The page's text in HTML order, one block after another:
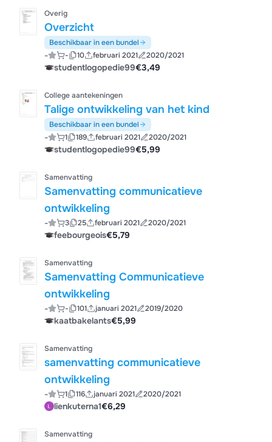
Overig
Overzicht
Beschikbaar in een bundel
- - 10 februari 2021 2020/2021
studentlogopedie99€3,49
College aantekeningen
Talige ontwikkeling van het kind
Beschikbaar in een bundel
- 1 189 februari 2021 2020/2021
studentlogopedie99€5,99
Samenvatting
Samenvatting communicatieve
ontwikkeling
- 3 25 februari 2021 2020/2021
feebourgeois€5,79
Samenvatting
Samenvatting Communicatieve
ontwikkeling
- - 101 januari 2021 2019/2020
kaatbakelants€5,99
Samenvatting
samenvatting communicatieve
ontwikkeling
- 1 116 januari 2021 2020/2021
lienkuterna1€6,29
Samenvatting